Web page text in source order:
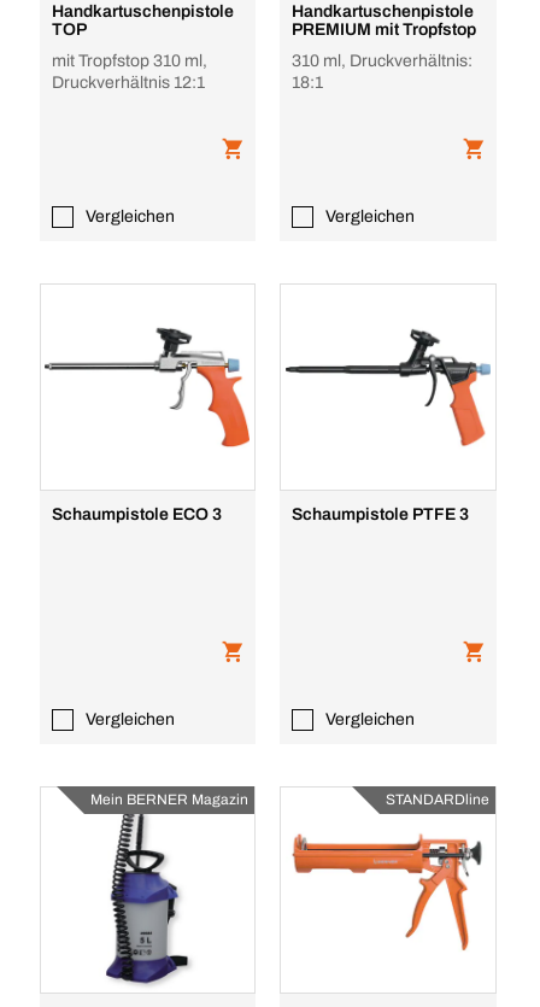
Handkartuschenpistole
TOP
mit Tropfstop 310 ml,
Druckverhältnis 12:1
Vergleichen
Handkartuschenpistole
PREMIUM mit Tropfstop
310 ml, Druckverhältnis:
18:1
Vergleichen
Schaumpistole ECO 3
Vergleichen
Schaumpistole PTFE 3
Vergleichen
Mein BERNER Magazin STANDARDline